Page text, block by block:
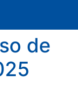
de